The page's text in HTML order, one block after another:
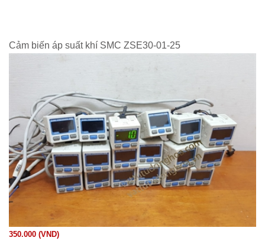
Cảm biến áp suất khí SMC ZSE30-01-25
350.000 (VND)